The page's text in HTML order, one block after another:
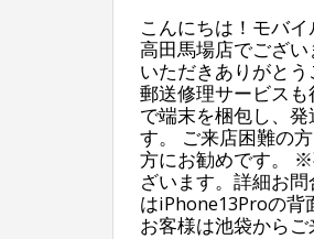
こんにちは！モバ
高田馬場店でござ
いただきありがと
郵送修理サービス
で端末を梱包し、
す。 ご来店困難の
方にお勧めです。
ざいます。詳細お
はiPhone13Proの背
お客様は池袋から